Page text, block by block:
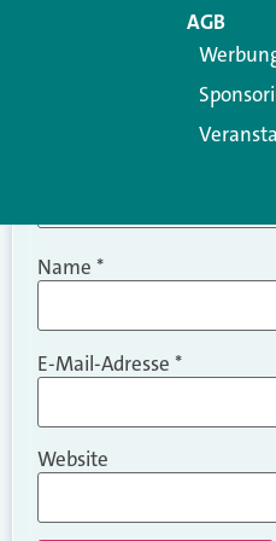
Name *
E-Mail-Adresse *
Website
AGB